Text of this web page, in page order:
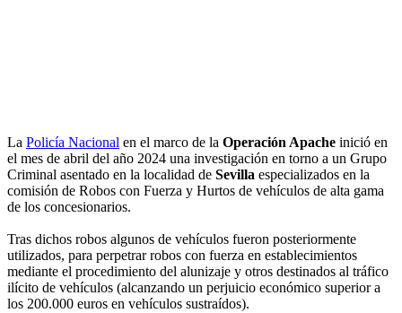
La Policía Nacional en el marco de la Operación Apache inició en
el mes de abril del año 2024 una investigación en torno a un Grupo
Criminal asentado en la localidad de Sevilla especializados en la
comisión de Robos con Fuerza y Hurtos de vehículos de alta gama
de los concesionarios.
Tras dichos robos algunos de vehículos fueron posteriormente
utilizados, para perpetrar robos con fuerza en establecimientos
mediante el procedimiento del alunizaje y otros destinados al tráfico
ilícito de vehículos (alcanzando un perjuicio económico superior a
los 200.000 euros en vehículos sustraídos).